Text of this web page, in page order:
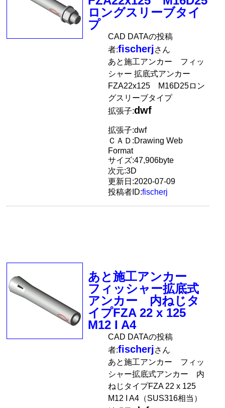
ロングスリーブタイ
プ
CAD DATAの投稿
者:fischerjさん
あと施工アンカー フィッ
シャー 拡底式アンカー
FZA22x125 M16D25ロン
グスリーブタイプ
拡張子:dwf
拡張子:dwf
ＣＡＤ:Drawing Web
Format
サイズ:47,906byte
次元:3D
更新日:2020-07-09
投稿者ID:fischerj
あと施工アンカー
フィッシャー拡底式
アンカー 内ねじタ
イプFZA 22 x 125
M12 I A4
CAD DATAの投稿
者:fischerjさん
あと施工アンカー フィッ
シャー拡底式アンカー 内
ねじタイプFZA 22 x 125
M12 I A4（SUS316相当）